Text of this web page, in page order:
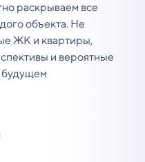
раскрываем все
объекта. Не
ЖК и квартиры,
и вероятные
будущем